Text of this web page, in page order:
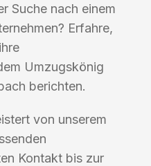
Suche nach einem
Erfahre,
Umzugskönig
berichten.
von unserem
Kontakt bis zur